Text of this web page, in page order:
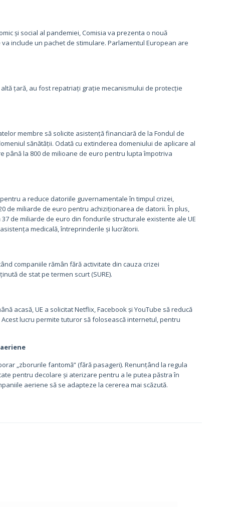
și social al pandemiei, Comisia va prezenta o nouă
include un pachet de stimulare. Parlamentul European are
țară, au fost repatriați grație mecanismului de protecție
membre să solicite asistență financiară de la Fondul de
sănătății. Odată cu extinderea domeniului de aplicare al
la 800 de milioane de euro pentru lupta împotriva
a reduce datoriile guvernamentale în timpul crizei,
de miliarde de euro pentru achiziționarea de datorii. În plus,
de miliarde de euro din fondurile structurale existente ale UE
medicală, întreprinderile și lucrătorii.
companiile rămân fără activitate din cauza crizei
de stat pe termen scurt (SURE).
acasă, UE a solicitat Netflix, Facebook și YouTube să reducă
lucru permite tuturor să folosească internetul, pentru
„zborurile fantomă” (fără pasageri). Renunțând la regula
pentru decolare și aterizare pentru a le putea păstra în
aeriene să se adapteze la cererea mai scăzută.